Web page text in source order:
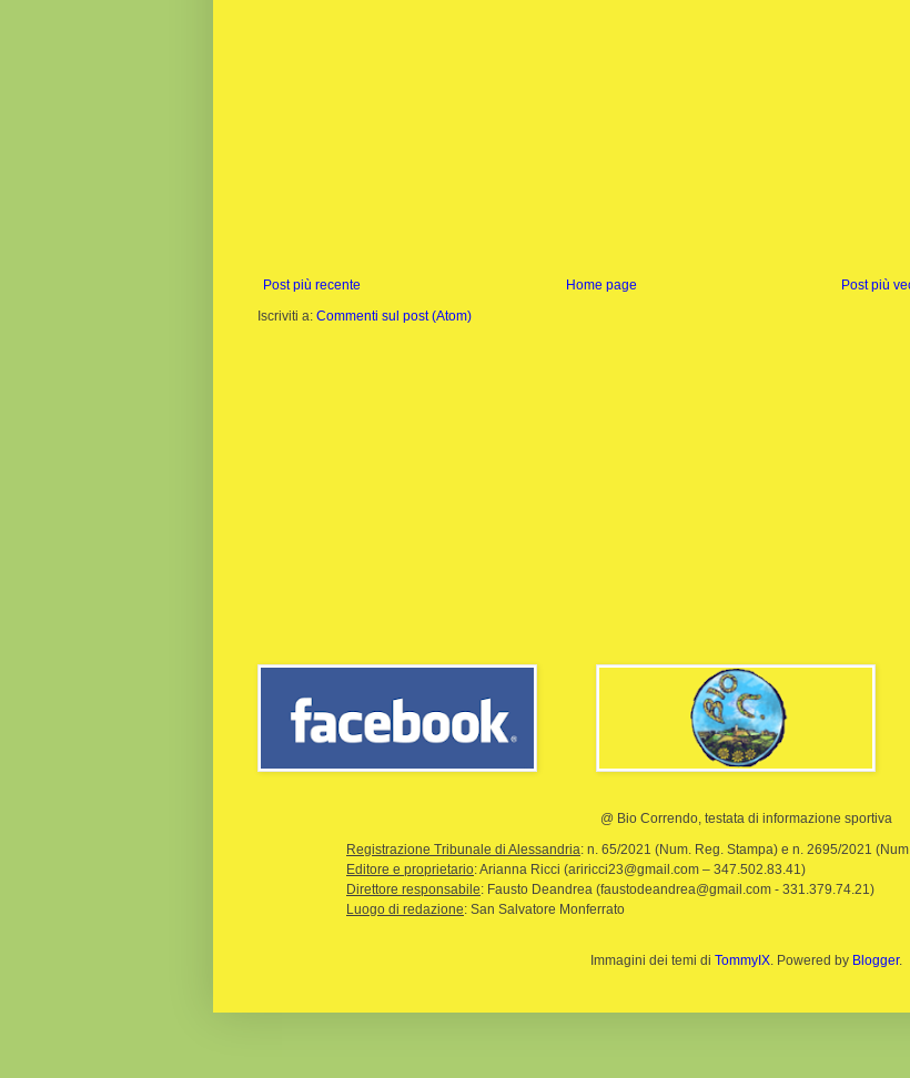
Post più recente Post più
Home page
Iscriviti a: Commenti sul post (Atom)
@ Bio Correndo, testata di informazione sportiva
Registrazione Tribunale di Alessandria: n. 65/2021 (Num. Reg. Stampa) e n. 2695/2021
Editore e proprietario: Arianna Ricci (ariricci23@gmail.com – 347.502.83.41)
Direttore responsabile: Fausto Deandrea (faustodeandrea@gmail.com - 331.379.74.21)
Luogo di redazione: San Salvatore Monferrato
Immagini dei temi di TommyIX. Powered by Blogger.